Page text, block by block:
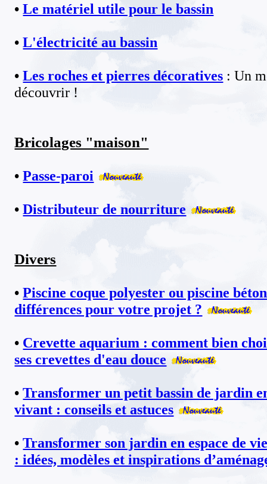
•Le matériel utile pour le bassin
•L'électricité au bassin
•Les roches et pierres décoratives : Un
découvrir !
Bricolages "maison"
•Passe-paroi
•Distributeur de nourriture
Divers
•Piscine coque polyester ou piscine
différences pour votre projet ?
• Crevette aquarium : comment bien
ses crevettes d'eau douce
•Transformer un petit bassin de jardin
vivant : conseils et astuces
•Transformer son jardin en espace de
: idées, modèles et inspirations